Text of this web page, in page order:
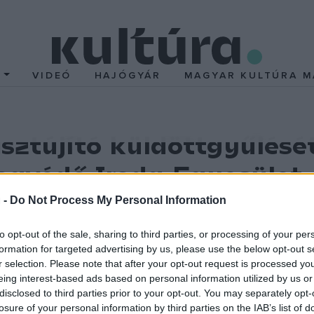
- Do Not Process My Personal Information
opt-out of the sale, sharing to third parties, or processing of your
for targeted advertising by us, please use the below opt-out
selection. Please note that after your opt-out request is processed
interest-based ads based on personal information utilized by us
to third parties prior to your opt-out. You may separately
of your personal information by third parties on the IAB’s list of
VIDEÓ HAJÓGYÁR MAGYAR KULTÚRA
Iroda Egyesület
elnökség és a felügyelőbizottság tagjainak újra
elején megválasztott küldöttgyűlése, a járványhelyzet
befejeződött az egyesület négyévente esedékes
választották meg, aki e tisztséget 2012. április 5-e óta